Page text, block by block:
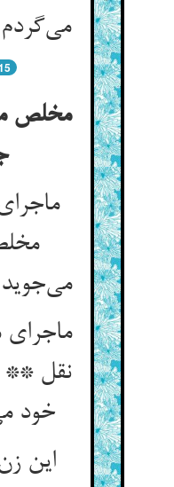
مخلص
ماجرای
نقل **
خود می‌‌دان و عقل‌‌
این